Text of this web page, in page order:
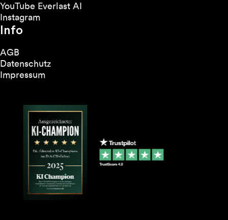
YouTube Everlast AI
Instagram
Info
AGB
Datenschutz
Impressum